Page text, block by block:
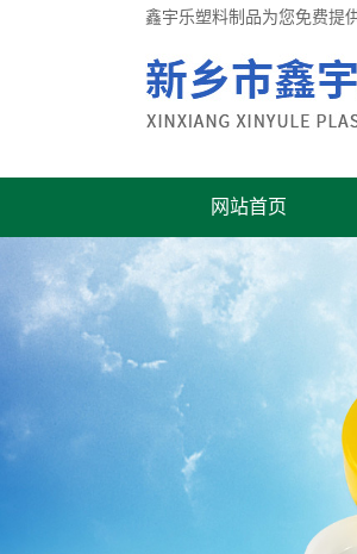
鑫宇乐塑料制品为您免费提
网站首页